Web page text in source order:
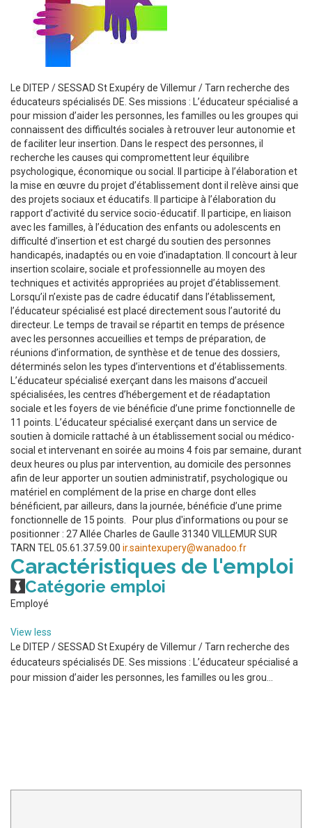
Le DITEP / SESSAD St Exupéry de Villemur / Tarn recherche des
éducateurs spécialisés DE. Ses missions : L’éducateur spécialisé a
pour mission d’aider les personnes, les familles ou les groupes qui
connaissent des difficultés sociales à retrouver leur autonomie et
de faciliter leur insertion. Dans le respect des personnes, il
recherche les causes qui compromettent leur équilibre
psychologique, économique ou social. Il participe à l’élaboration et
la mise en œuvre du projet d’établissement dont il relève ainsi que
des projets sociaux et éducatifs. Il participe à l’élaboration du
rapport d’activité du service socio-éducatif. Il participe, en liaison
avec les familles, à l’éducation des enfants ou adolescents en
difficulté d’insertion et est chargé du soutien des personnes
handicapés, inadaptés ou en voie d’inadaptation. Il concourt à leur
insertion scolaire, sociale et professionnelle au moyen des
techniques et activités appropriées au projet d’établissement.
Lorsqu’il n’existe pas de cadre éducatif dans l’établissement,
l’éducateur spécialisé est placé directement sous l’autorité du
directeur. Le temps de travail se répartit en temps de présence
avec les personnes accueillies et temps de préparation, de
réunions d’information, de synthèse et de tenue des dossiers,
déterminés selon les types d’interventions et d’établissements.
L’éducateur spécialisé exerçant dans les maisons d’accueil
spécialisées, les centres d’hébergement et de réadaptation
sociale et les foyers de vie bénéficie d’une prime fonctionnelle de
11 points. L’éducateur spécialisé exerçant dans un service de
soutien à domicile rattaché à un établissement social ou médico-
social et intervenant en soirée au moins 4 fois par semaine, durant
deux heures ou plus par intervention, au domicile des personnes
afin de leur apporter un soutien administratif, psychologique ou
matériel en complément de la prise en charge dont elles
bénéficient, par ailleurs, dans la journée, bénéficie d’une prime
fonctionnelle de 15 points. Pour plus d'informations ou pour se
positionner : 27 Allée Charles de Gaulle 31340 VILLEMUR SUR
TARN TEL 05.61.37.59.00 ir.saintexupery@wanadoo.fr
Caractéristiques de l'emploi
Catégorie emploi
Employé
View less
Le DITEP / SESSAD St Exupéry de Villemur / Tarn recherche des
éducateurs spécialisés DE. Ses missions : L’éducateur spécialisé a
pour mission d’aider les personnes, les familles ou les grou...